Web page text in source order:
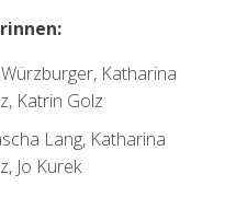
Katharina
Katrin Golz
Lang, Katharina
Jo Kurek